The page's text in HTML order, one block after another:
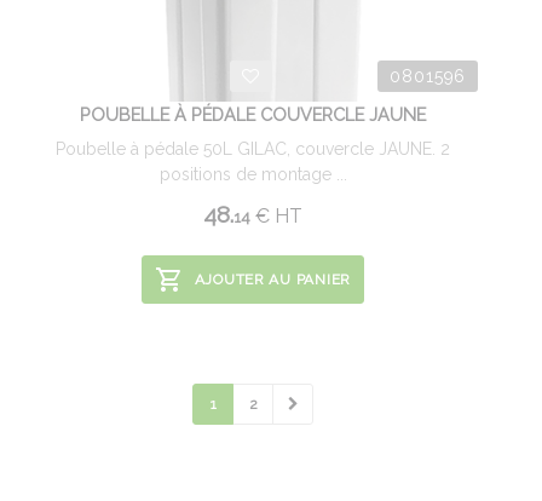
0801596
POUBELLE À PÉDALE COUVERCLE JAUNE
Poubelle à pédale 50L GILAC, couvercle JAUNE. 2
positions de montage ...
48.14 € HT
AJOUTER AU PANIER
1 2